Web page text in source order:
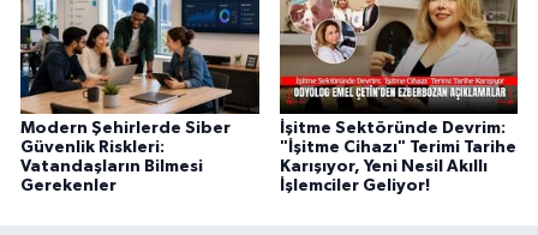
Modern Şehirlerde Siber
Güvenlik Riskleri:
Vatandaşların Bilmesi
Gerekenler
İşitme Sektöründe Devrim:
"İşitme Cihazı" Terimi Tarihe
Karışıyor, Yeni Nesil Akıllı
İşlemciler Geliyor!